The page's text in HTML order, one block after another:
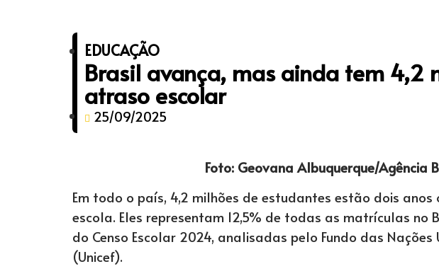
EDUCAÇÃO
Brasil avança, mas ainda tem 4,2
atraso escolar
25/09/2025
Foto: Geovana Albuquerque/Agência
Em todo o país, 4,2 milhões de estudantes estão dois
escola. Eles representam 12,5% de todas as matrículas no
do Censo Escolar 2024, analisadas pelo Fundo das
(Unicef).